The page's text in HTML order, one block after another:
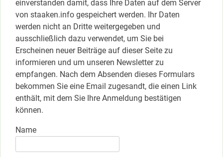
einverstanden damit, dass Ihre Daten auf dem Server
von staaken.info gespeichert werden. Ihr Daten
werden nicht an Dritte weitergegeben und
ausschließlich dazu verwendet, um Sie bei
Erscheinen neuer Beiträge auf dieser Seite zu
informieren und um unseren Newsletter zu
empfangen. Nach dem Absenden dieses Formulars
bekommen Sie eine Email zugesandt, die einen Link
enthält, mit dem Sie Ihre Anmeldung bestätigen
können.
Name